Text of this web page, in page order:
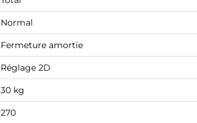
Normal
Fermeture amortie
Réglage 2D
30 kg
270